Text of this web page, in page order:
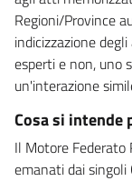
Regioni/Province
indicizzazione
esperti e non, uno
un'interazione
Cosa si
Il Motore Federato
emanati dai singoli